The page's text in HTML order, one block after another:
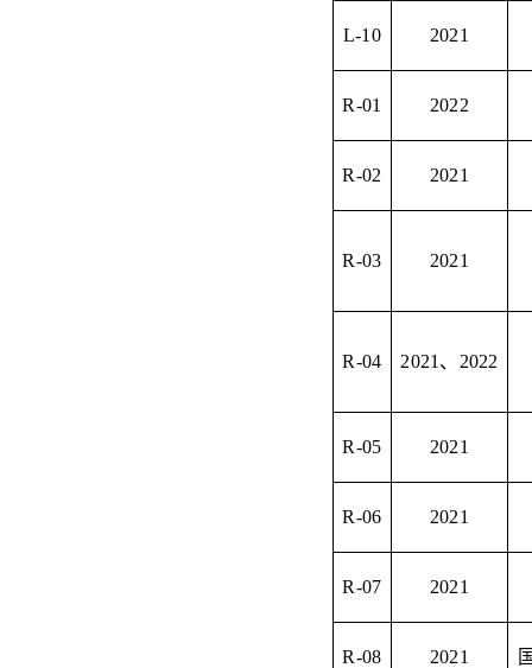
L-10 2021
R-01 2022
R-02 2021
R-03 2021
R-04 2021 、 2022
R-05 2021
R-06 2021
R-07 2021
R-08 2021